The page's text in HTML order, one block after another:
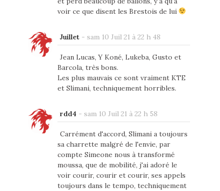
voir ce que disent les Brestois de lui
Juillet- sam 10 Juil 21 à 22 h 48
Jean Lucas, Y Koné, Lukeba, Gusto et
Barcola, très bons.
Les plus mauvais ce sont vraiment KTE
et Slimani, techniquement horribles.
rdd4 - sam 10 Juil 21 à 22 h 58
Carrément d'accord, Slimani a toujours
sa charrette malgré de l'envie, par
compte Simeone nous à transformé
moussa, que de mobilité, j'ai adoré le
voir courir, courir et courir, ses appels
toujours dans le tempo, techniquement